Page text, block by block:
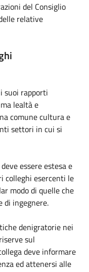
del Consiglio
relative
suoi rapporti
lealtà e
comune cultura e
settori in cui si
essere estesa e
colleghi esercenti le
modo di quelle che
di ingegnere.
denigratorie nei
sul
deve informare
ed attenersi alle